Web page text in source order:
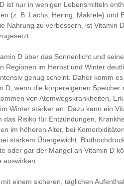
ist nur in wenigen Lebensmitteln
(z. B. Lachs, Hering, Makrele) und
Nahrung zu verbessern, ist Vitamin
D über das Sonnenlicht und
Regionen im Herbst und Winter
genug scheint. Daher komm
D, wenn die körpereigenen Speicher
von Atemwegskrankheiten,
Winter stärker an. Dazu kann ein
das Risiko für Entzündungen,
im höheren Alter, bei
starkem Übergewicht,
oder gar der Mangel an Vitamin D
einem sicheren, täglichen